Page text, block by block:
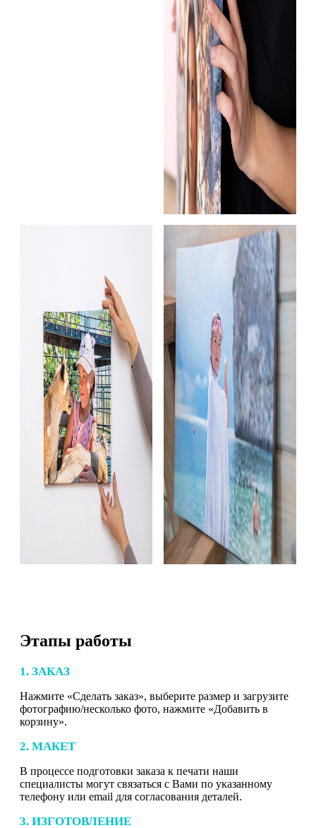
Этапы работы
1. ЗАКАЗ
Нажмите «Сделать заказ», выберите размер и загрузите
фотографию/несколько фото, нажмите «Добавить в
корзину».
2. МАКЕТ
В процессе подготовки заказа к печати наши
специалисты могут связаться с Вами по указанному
телефону или email для согласования деталей.
3. ИЗГОТОВЛЕНИЕ